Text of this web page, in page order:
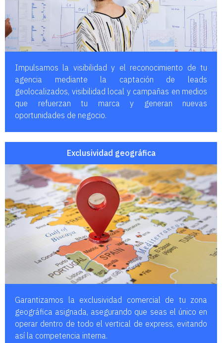
Impulsamos la visibilidad y el reconocimiento de tu
agencia mediante la captación de leads
geolocalizados, visibilidad local y campañas en medios
que refuerzan tu marca y generan nuevas
oportunidades de negocio.
Exclusividad geográfica
Garantizamos la exclusividad comercial de tu zona
geográfica asignada, asegurando que seas el único en
operar dentro de todo el vertical de express, evitando
así la competencia interna.